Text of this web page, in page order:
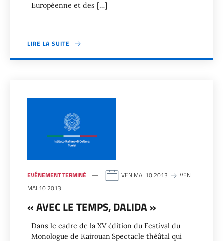
Européenne et des […]
LIRE LA SUITE
EVÉNEMENT TERMINÉ VEN MAI 10 2013
VEN
MAI 10 2013
« AVEC LE TEMPS, DALIDA »
Dans le cadre de la XV édition du Festival du
Monologue de Kairouan Spectacle théâtal qui